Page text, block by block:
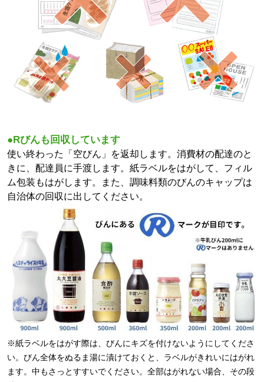
●Rびんも回収しています
使い終わった「空びん」を返却します。消費材の配達のと
きに、配達員に手渡します。紙ラベルをはがして、フィル
ム包装もはがします。また、調味料類のびんのキャップは
自治体の回収に出してください。
※紙ラベルをはがす際は、びんにキズを付けないようにしてくださ
い。びん全体をぬるま湯に漬けておくと、ラベルがきれいにはがれ
ます。中もさっとすすいでください。全部はがれない場合、その段